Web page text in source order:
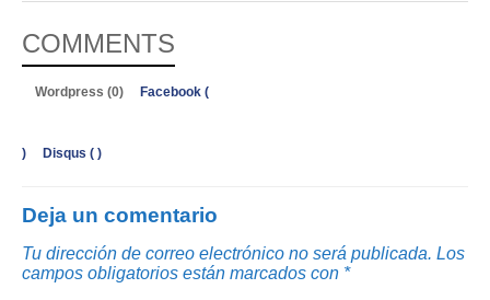
COMMENTS
Wordpress (0) Facebook (
) Disqus ( )
Deja un comentario
Tu dirección de correo electrónico no será publicada. Los
campos obligatorios están marcados con *